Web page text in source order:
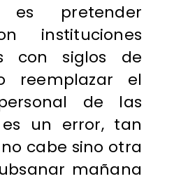
pretender
instituciones
con siglos de
reemplazar el
de las
es un error, tan
cabe sino otra
mañana